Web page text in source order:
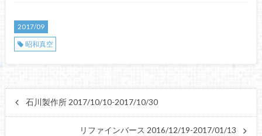
2017/09
昭和真空
石川製作所 2017/10/10-2017/10/30
リファインバース 2016/12/19-2017/01/13